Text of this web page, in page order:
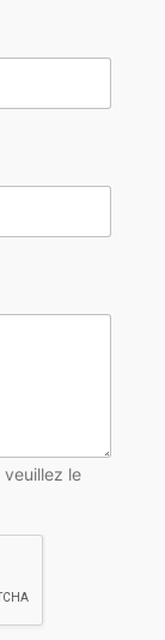
veuillez le